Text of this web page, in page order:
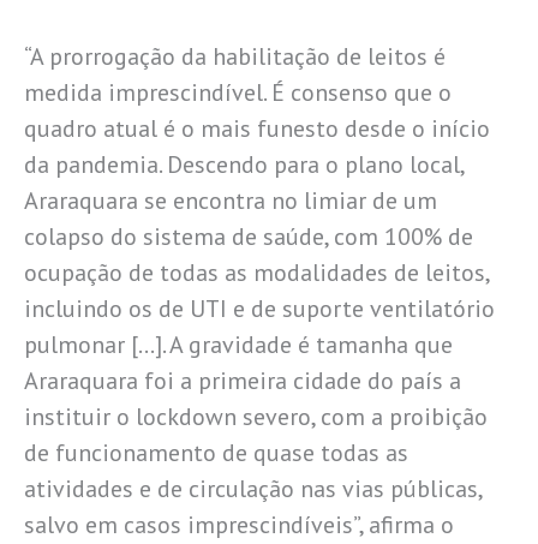
“A prorrogação da habilitação de leitos é
medida imprescindível. É consenso que o
quadro atual é o mais funesto desde o início
da pandemia. Descendo para o plano local,
Araraquara se encontra no limiar de um
colapso do sistema de saúde, com 100% de
ocupação de todas as modalidades de leitos,
incluindo os de UTI e de suporte ventilatório
pulmonar […]. A gravidade é tamanha que
Araraquara foi a primeira cidade do país a
instituir o lockdown severo, com a proibição
de funcionamento de quase todas as
atividades e de circulação nas vias públicas,
salvo em casos imprescindíveis”, afirma o